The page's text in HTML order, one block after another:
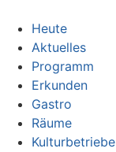
Heute
Aktuelles
Programm
Erkunden
Gastro
Räume
Kulturbetriebe